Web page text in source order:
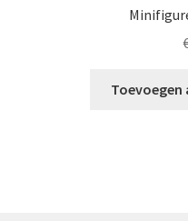
Toevoegen